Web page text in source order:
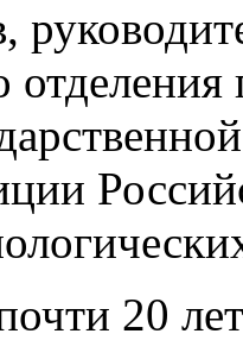
20